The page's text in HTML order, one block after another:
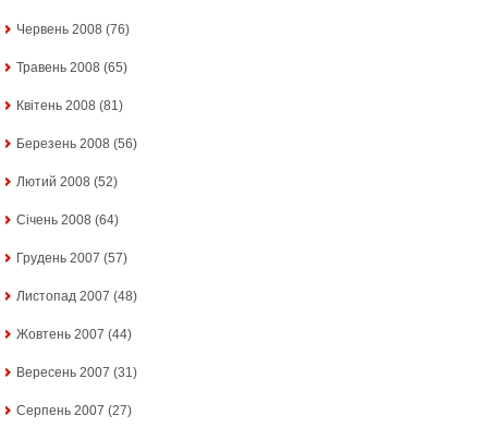
Червень 2008 (76)
Травень 2008 (65)
Квітень 2008 (81)
Березень 2008 (56)
Лютий 2008 (52)
Січень 2008 (64)
Грудень 2007 (57)
Листопад 2007 (48)
Жовтень 2007 (44)
Вересень 2007 (31)
Серпень 2007 (27)